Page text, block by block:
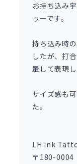
お持ち込み
ゥーです。
持ち込み時
したが、打
暈して表現し
サイズ感も
た。
LH ink
〒180-0004